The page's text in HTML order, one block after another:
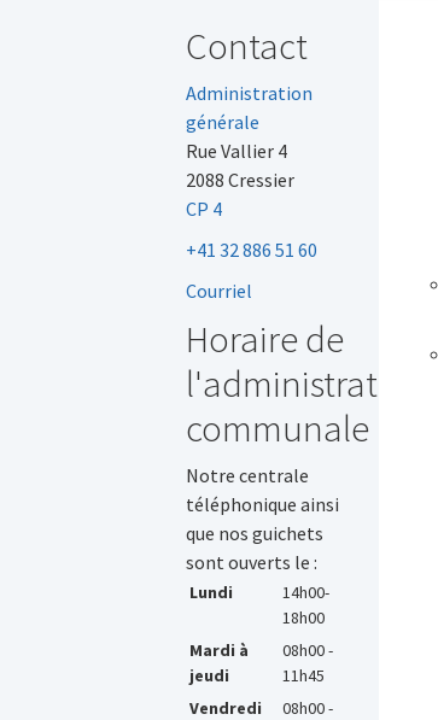
Contact
Administration
générale
Rue Vallier 4
2088 Cressier
CP 4
+41 32 886 51 60
Courriel
Horaire de
l'administration
communale
Notre centrale
téléphonique ainsi
que nos guichets
sont ouverts le :
Lundi
14h00-
18h00
Mardi à
jeudi
08h00 -
11h45
Vendredi
08h00 -